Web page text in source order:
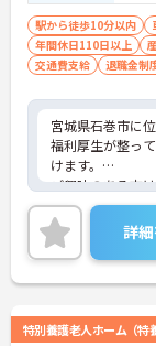
駅から徒歩10分以内
年間休日110日以上
交通費支給
退職金制
宮城県石巻市に
福利厚生が整っ
けます。
ご興味のある方
詳
特別養護老人ホーム（特